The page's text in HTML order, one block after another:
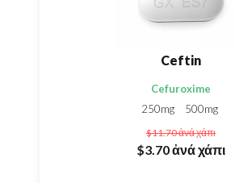
Ceftin
Cefuroxime
250mg
500mg
$11.70ἀνά χάπι
$3.70ἀνά χάπι